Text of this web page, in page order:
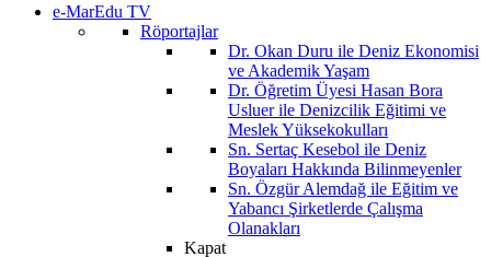
e-MarEdu TV
Röportajlar
Dr. Okan Duru ile Deniz Ekonomisi
ve Akademik Yaşam
Dr. Öğretim Üyesi Hasan Bora
Usluer ile Denizcilik Eğitimi ve
Meslek Yüksekokulları
Sn. Sertaç Kesebol ile Deniz
Boyaları Hakkında Bilinmeyenler
Sn. Özgür Alemdağ ile Eğitim ve
Yabancı Şirketlerde Çalışma
Olanakları
Kapat